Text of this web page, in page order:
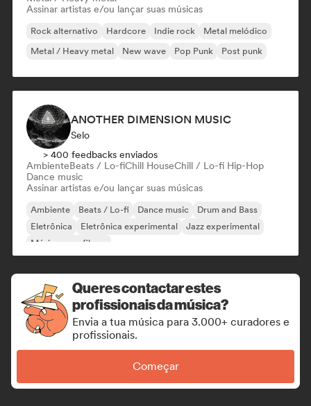
Assinar artistas e/ou lançar suas músicas
Rock alternativo Hardcore Indie rock
Metal melódico
Metal / Heavy metal
New wave Pop Punk Post punk
ANOTHER DIMENSION MUSIC
Selo
> 400 feedbacks enviados
AmbienteBeats / Lo-fiChill HouseChill / Lo-fi Hip-Hop
Dance music
Assinar artistas e/ou lançar suas músicas
Ambiente Beats / Lo-fi Dance music
Drum and Bass
Eletrônica
Eletrônica experimental
Jazz experimental
Música para filmes
Queres contactar estes
profissionais da música?
Envia a tua música para 3.000+ curadores e
profissionais.
Começar